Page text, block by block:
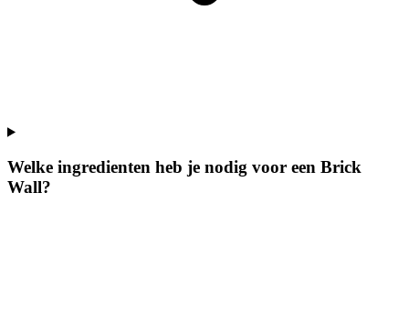
Welke ingredienten heb je nodig voor een Brick
Wall?